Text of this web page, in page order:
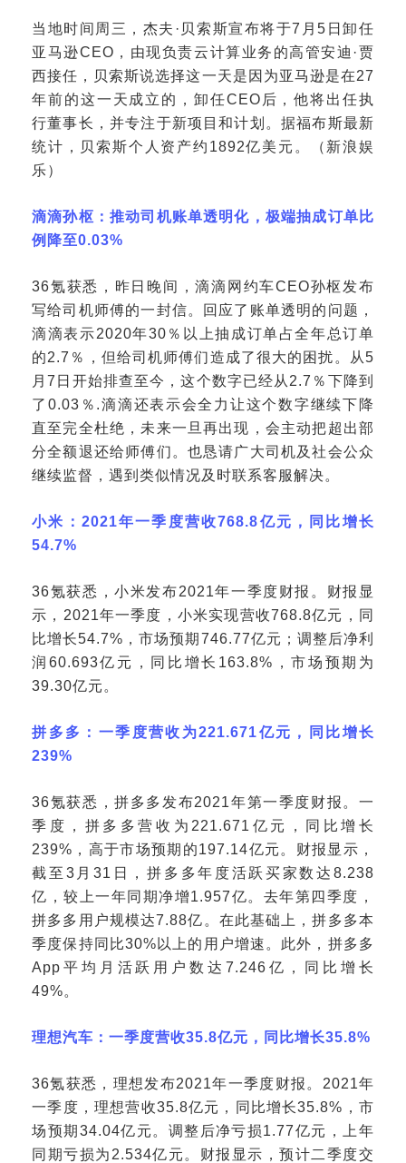
当地时间周三，杰夫 ·贝索斯宣布将于7月5日卸任
亚马逊CEO，由现负责云计算业务的高管安迪·贾
西接任，贝索斯说选择这一天是因为亚马逊是在27
年前的这一天成立的，卸任CEO后，他将出任执
行董事长，并专注于新项目和计划。据福布斯最新
统计，贝索斯个人资产约1892亿美元。（新浪娱
乐）
滴滴孙枢：推动司机账单透明化，极端抽成订单比
例降至0.03%
36氪获悉，昨日晚间，滴滴网约车CEO孙枢发布
写给司机师傅的一封信。回应了账单透明的问题，
滴滴表示2020年30％以上抽成订单占全年总订单
的2.7％，但给司机师傅们造成了很大的困扰。从5
月7日开始排查至今，这个数字已经从2.7％下降到
了0.03％.滴滴还表示会全力让这个数字继续下降
直至完全杜绝，未来一旦再出现，会主动把超出部
分全额退还给师傅们。也恳请广大司机及社会公众
继续监督，遇到类似情况及时联系客服解决。
小米： 2021年一季度营收768.8亿元，同比增长
54.7%
36氪获悉，小米发布2021年一季度财报。财报显
示，2021年一季度，小米实现营收768.8亿元，同
比增长54.7%，市场预期746.77亿元；调整后净利
润60.693亿元，同比增长163.8%，市场预期为
39.30亿元。
拼多多：一季度营收为221.671亿元，同比增长
239%
36氪获悉，拼多多发布2021年第一季度财报。一
季度，拼多多营收为221.671亿元，同比增长
239%，高于市场预期的197.14亿元。财报显示，
截至3月31日，拼多多年度活跃买家数达8.238
亿，较上一年同期净增1.957亿。去年第四季度，
拼多多用户规模达7.88亿。在此基础上，拼多多本
季度保持同比30%以上的用户增速。此外，拼多多
App平均月活跃用户数达7.246亿，同比增长
49%。
理想汽车：一季度营收35.8亿元，同比增长35.8%
36氪获悉，理想发布2021年一季度财报。2021年
一季度，理想营收35.8亿元，同比增长35.8%，市
场预期34.04亿元。调整后净亏损1.77亿元，上年
同期亏损为2.534亿元。财报显示，预计二季度交